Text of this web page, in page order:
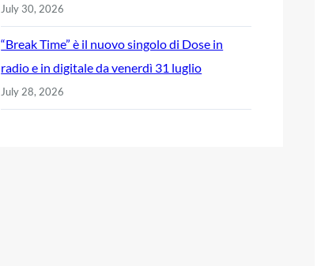
July 30, 2026
“Break Time” è il nuovo singolo di Dose in
radio e in digitale da venerdì 31 luglio
July 28, 2026